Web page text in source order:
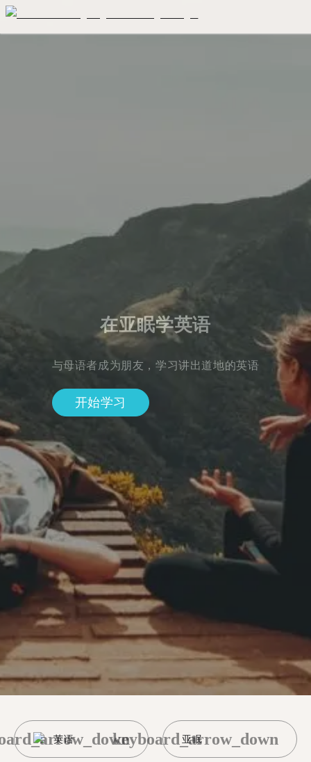
在亚眠学英语
与母语者成为朋友，学习讲出道地的英语
开始学习
英语 亚眠
keyboard_arrow_down